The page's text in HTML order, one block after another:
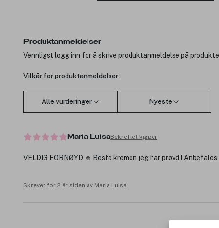
Produktanmeldelser
Vennligst logg inn for å skrive produktanmeldelse på
Vilkår for produktanmeldelser
Alle vurderinger Nyeste
Maria LuisaBekreftet kjøper
VELDIG FORNØYD ☺️ Beste kremen jeg har prøvd ! Anbefales
Skrevet for 2 år siden av Maria Luisa